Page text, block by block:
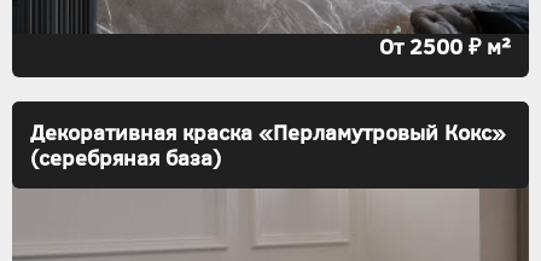
От 2500 ₽ м²
Декоративная краска «Перламутровый Кокс»
(серебряная база)